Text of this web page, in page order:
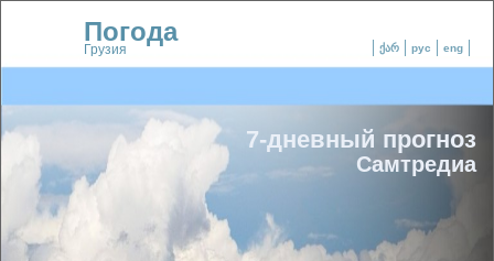
ქარ рус eng
Погода
Грузия
7-дневный прогноз
Самтредиа